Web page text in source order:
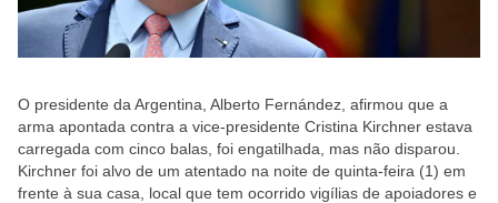
O presidente da Argentina, Alberto Fernández, afirmou que a
arma apontada contra a vice-presidente Cristina Kirchner estava
carregada com cinco balas, foi engatilhada, mas não disparou.
Kirchner foi alvo de um atentado na noite de quinta-feira (1) em
frente à sua casa, local que tem ocorrido vigílias de apoiadores e